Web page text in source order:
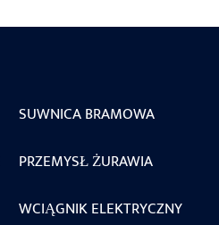
SUWNICA BRAMOWA
PRZEMYSŁ ŻURAWIA
WCIĄGNIK ELEKTRYCZNY